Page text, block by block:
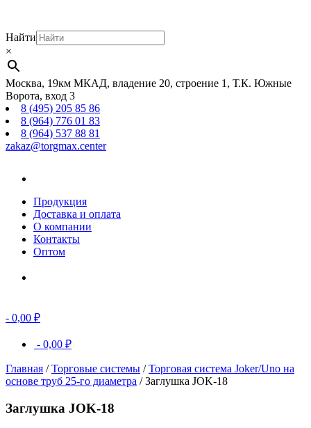
Найти
×
Москва, 19км МКАД, владение 20, строение 1, Т.К. Южные
Ворота, вход 3
8 (495) 205 85 86
8 (964) 776 01 83
8 (964) 537 88 81
zakaz@torgmax.center
Продукция
Доставка и оплата
О компании
Контакты
Оптом
- 0,00 ₽
- 0,00 ₽
Главная /Торговые системы /Торговая система Joker/Uno на
основе труб 25-го диаметра / Заглушка JOK-18
Заглушка JOK-18